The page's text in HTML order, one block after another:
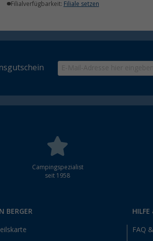
Filialverfügbarkeit: Filiale setzen
Campingspezialist
seit 1958
BERGER
FAQ